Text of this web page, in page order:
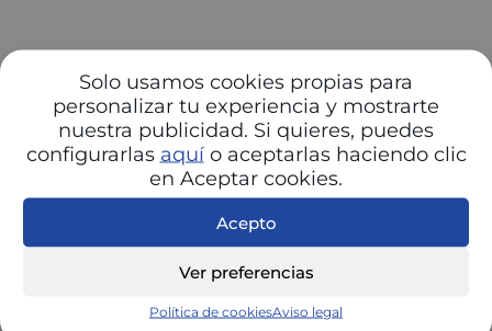
Solo usamos cookies propias para
personalizar tu experiencia y mostrarte
nuestra publicidad. Si quieres, puedes
configurarlas aquío aceptarlas haciendo clic
en Aceptar cookies.
Acepto
Ver preferencias
Política de cookiesAviso legal